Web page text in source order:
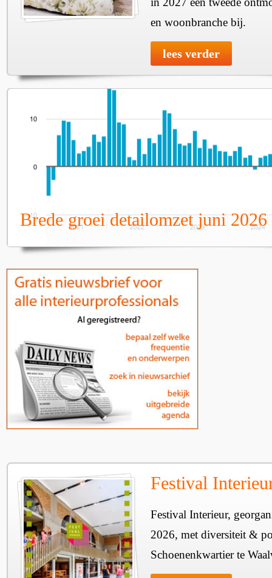
en woonbranche bij.
lees verder
Brede groei detailomzet juni 2026
Festival
Festival Interieur,
2026, met diversiteit &
Schoenenkwartier te